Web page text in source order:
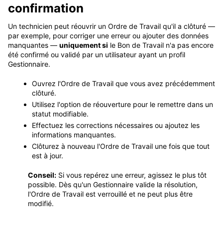
confirmation
Un technicien peut réouvrir un Ordre de Travail qu'il a clôturé —
par exemple, pour corriger une erreur ou ajouter des données
manquantes — uniquement si le Bon de Travail n'a pas encore
été confirmé ou validé par un utilisateur ayant un profil
Gestionnaire.
Ouvrez l'Ordre de Travail que vous avez précédemment
clôturé.
Utilisez l'option de réouverture pour le remettre dans un
statut modifiable.
Effectuez les corrections nécessaires ou ajoutez les
informations manquantes.
Clôturez à nouveau l'Ordre de Travail une fois que tout
est à jour.
Conseil: Si vous repérez une erreur, agissez le plus tôt
possible. Dès qu'un Gestionnaire valide la résolution,
l'Ordre de Travail est verrouillé et ne peut plus être
modifié.